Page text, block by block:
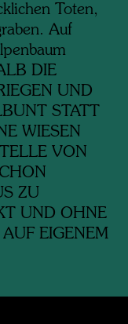
Toten,
Auf
DIE
UND
STATT
WIESEN
VON
ZU
UND OHNE
EIGENEM